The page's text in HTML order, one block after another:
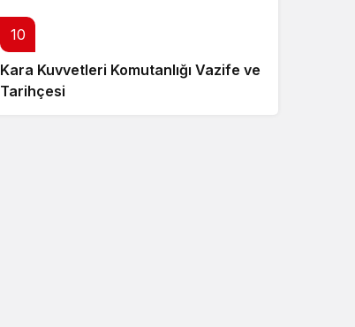
10
Kara Kuvvetleri Komutanlığı Vazife ve
Tarihçesi